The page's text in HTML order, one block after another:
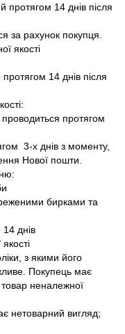
протягом 14 днів після
за рахунок покупця.
якості
14 днів після
протягом
3-х днів з моменту,
Нової пошти.
бирками та
14 днів
з якими його
Покупець має
неналежної
нетоварний вигляд;